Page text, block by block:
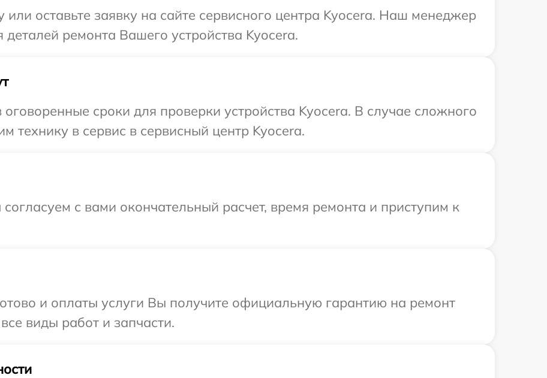
оставьте заявку на сайте сервисного центра Kyocera. Наш менеджер
ремонта Вашего устройства Kyocera.
сроки для проверки устройства Kyocera. В случае сложного
технику в сервис в сервисный центр Kyocera.
с вами окончательный расчет, время ремонта и приступим к
и оплаты услуги Вы получите официальную гарантию на ремонт
виды работ и запчасти.